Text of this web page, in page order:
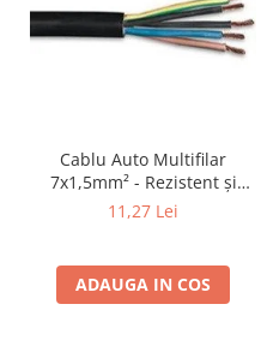
Cablu Auto Multifilar
7x1,5mm² - Rezistent și
Flexibil pentru Remorci 12V-
11,27 Lei
ADAUGA IN COS